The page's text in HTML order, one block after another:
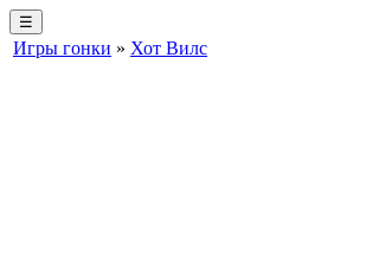
☰
Игры гонки » Хот Вилс